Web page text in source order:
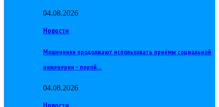
04.08.2026
Новости
Мошенники продолжают использовать приёмы социальной
инженерии – порой…
04.08.2026